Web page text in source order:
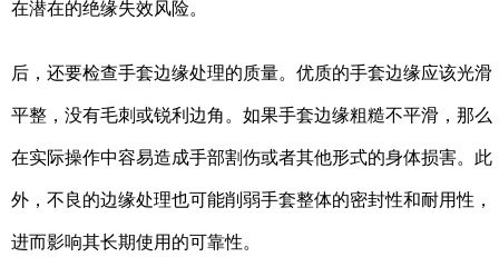
在潜在的绝缘失效风险。
后，还要检查手套边缘处理的质量。优质的手套边缘应该光滑
平整，没有毛刺或锐利边角。如果手套边缘粗糙不平滑，那么
在实际操作中容易造成手部割伤或者其他形式的身体损害。此
外，不良的边缘处理也可能削弱手套整体的密封性和耐用性，
进而影响其长期使用的可靠性。